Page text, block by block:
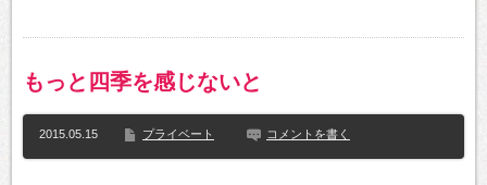
もっと四季を感じないと
2015.05.15 プライベート コメントを書く